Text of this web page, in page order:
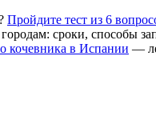
Пройдите тест из 6
сроки, способы
в Испании —